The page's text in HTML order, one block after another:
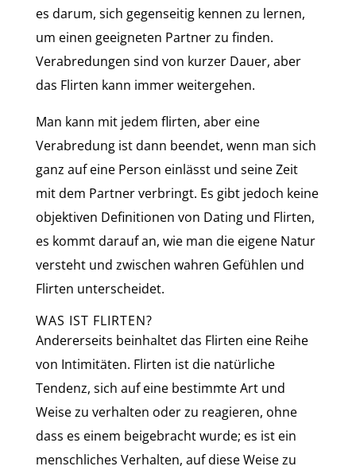
es darum, sich gegenseitig kennen zu lernen,
um einen geeigneten Partner zu finden.
Verabredungen sind von kurzer Dauer, aber
das Flirten kann immer weitergehen.
Man kann mit jedem flirten, aber eine
Verabredung ist dann beendet, wenn man sich
ganz auf eine Person einlässt und seine Zeit
mit dem Partner verbringt. Es gibt jedoch keine
objektiven Definitionen von Dating und Flirten,
es kommt darauf an, wie man die eigene Natur
versteht und zwischen wahren Gefühlen und
Flirten unterscheidet.
WAS IST FLIRTEN?
Andererseits beinhaltet das Flirten eine Reihe
von Intimitäten. Flirten ist die natürliche
Tendenz, sich auf eine bestimmte Art und
Weise zu verhalten oder zu reagieren, ohne
dass es einem beigebracht wurde; es ist ein
menschliches Verhalten, auf diese Weise zu